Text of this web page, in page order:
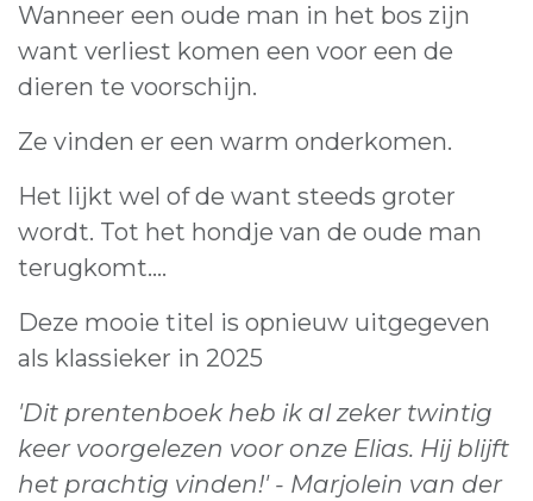
Wanneer een oude man in het bos zijn
want verliest komen een voor een de
dieren te voorschijn.
Ze vinden er een warm onderkomen.
Het lijkt wel of de want steeds groter
wordt. Tot het hondje van de oude man
terugkomt….
Deze mooie titel is opnieuw uitgegeven
als klassieker in 2025
'Dit prentenboek heb ik al zeker twintig
keer voorgelezen voor onze Elias. Hij blijft
het prachtig vinden!' - Marjolein van der